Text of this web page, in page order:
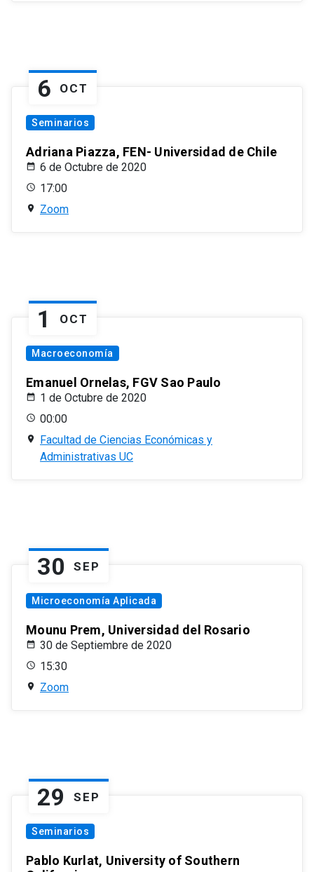
6 OCT
Seminarios
Adriana Piazza, FEN- Universidad de Chile
6 de Octubre de 2020
17:00
Zoom
1 OCT
Macroeconomía
Emanuel Ornelas, FGV Sao Paulo
1 de Octubre de 2020
00:00
Facultad de Ciencias Económicas y
Administrativas UC
30 SEP
Microeconomía Aplicada
Mounu Prem, Universidad del Rosario
30 de Septiembre de 2020
15:30
Zoom
29 SEP
Seminarios
Pablo Kurlat, University of Southern